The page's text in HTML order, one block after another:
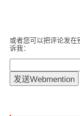
或者您可以把评论发
诉我：